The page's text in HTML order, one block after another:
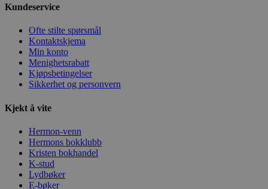
Kundeservice
Ofte stilte spørsmål
Kontaktskjema
Min konto
Menighetsrabatt
Kjøpsbetingelser
Sikkerhet og personvern
Kjekt å vite
Hermon-venn
Hermons bokklubb
Kristen bokhandel
K-stud
Lydbøker
E-bøker